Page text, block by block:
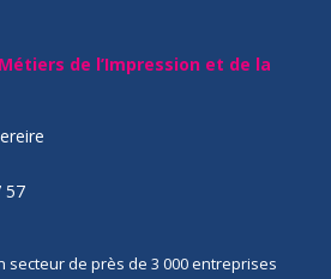
de l’Impression et de la
57
secteur de près de 3 000 entreprises